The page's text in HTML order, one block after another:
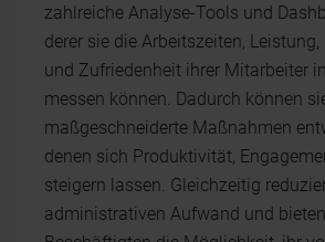
zahlreiche Analyse-Tools und
derer sie die Arbeitszeiten,
und Zufriedenheit ihrer Mitarbeiter
messen können. Dadurch können
maßgeschneiderte Maßnahmen
denen sich Produktivität,
steigern lassen. Gleichzeitig
administrativen Aufwand und